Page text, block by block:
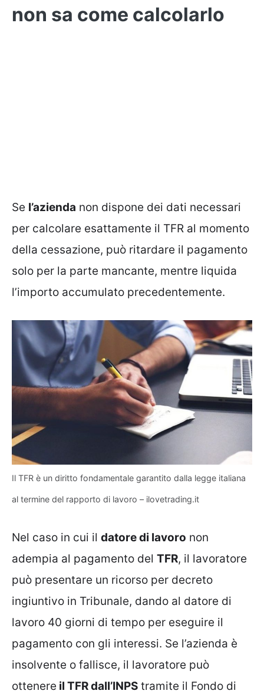
non sa come calcolarlo
Se l’azienda non dispone dei dati necessari
per calcolare esattamente il TFR al momento
della cessazione, può ritardare il pagamento
solo per la parte mancante, mentre liquida
l’importo accumulato precedentemente.
Il TFR è un diritto fondamentale garantito dalla legge italiana
al termine del rapporto di lavoro – ilovetrading.it
Nel caso in cui il datore di lavoro non
adempia al pagamento del TFR, il lavoratore
può presentare un ricorso per decreto
ingiuntivo in Tribunale, dando al datore di
lavoro 40 giorni di tempo per eseguire il
pagamento con gli interessi. Se l’azienda è
insolvente o fallisce, il lavoratore può
ottenere il TFR dall’INPS tramite il Fondo di